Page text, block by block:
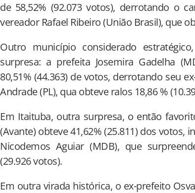
de 58,52% (92.073 votos), derrotando o
vereador Rafael Ribeiro (União Brasil), que
Outro município considerado
surpresa: a prefeita Josemira Gadelha
80,51% (44.363) de votos, derrotando seu
Andrade (PL), qua obteve ralos 18,86 %
Em Itaituba, outra surpresa, o então
(Avante) obteve 41,62% (25.811) dos
Nicodemos Aguiar (MDB), que
(29.926 votos).
Em outra virada histórica, o ex-prefeito